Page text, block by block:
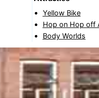
Yellow Bike
Hop on Hop off
Body Worlds